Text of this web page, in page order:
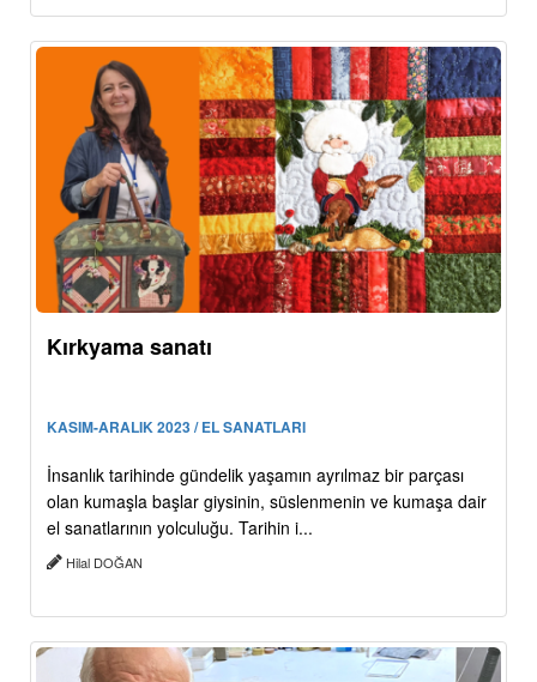
Kırkyama sanatı
KASIM-ARALIK 2023 / EL SANATLARI
İnsanlık tarihinde gündelik yaşamın ayrılmaz bir parçası
olan kumaşla başlar giysinin, süslenmenin ve kumaşa dair
el sanatlarının yolculuğu. Tarihin i...
Hilal DOĞAN